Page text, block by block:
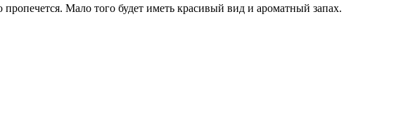
Мало того будет иметь красивый вид и ароматный запах.